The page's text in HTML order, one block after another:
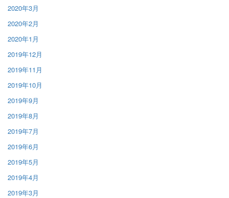
2020年3月
2020年2月
2020年1月
2019年12月
2019年11月
2019年10月
2019年9月
2019年8月
2019年7月
2019年6月
2019年5月
2019年4月
2019年3月